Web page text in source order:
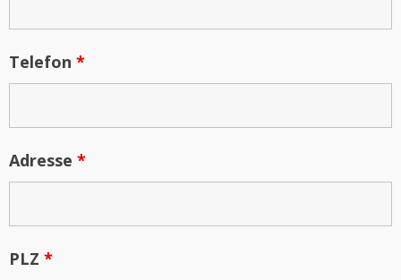
Telefon *
Adresse *
PLZ *